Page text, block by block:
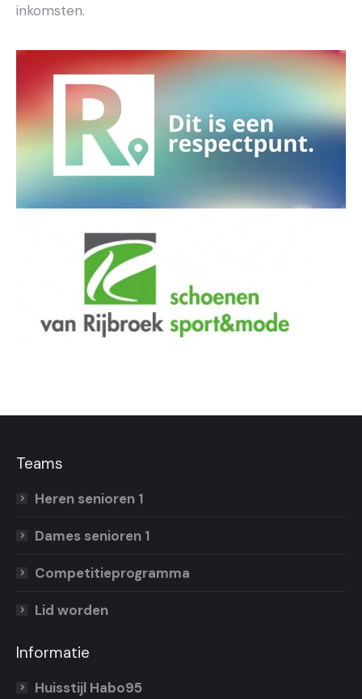
inkomsten.
Teams
Heren senioren 1
Dames senioren 1
Competitieprogramma
Lid worden
Informatie
Huisstijl Habo95